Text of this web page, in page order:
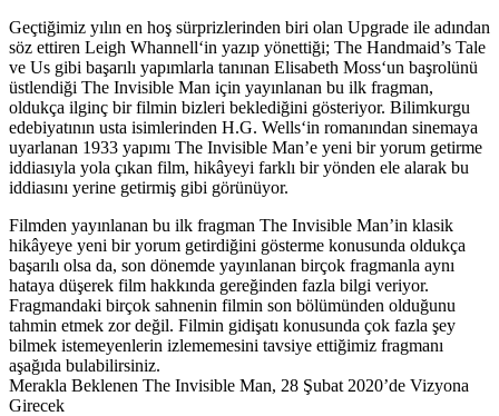
Geçtiğimiz yılın en hoş sürprizlerinden biri olan Upgrade ile adından
söz ettiren Leigh Whannell‘in yazıp yönettiği; The Handmaid’s Tale
ve Us gibi başarılı yapımlarla tanınan Elisabeth Moss‘un başrolünü
üstlendiği The Invisible Man için yayınlanan bu ilk fragman,
oldukça ilginç bir filmin bizleri beklediğini gösteriyor. Bilimkurgu
edebiyatının usta isimlerinden H.G. Wells‘in romanından sinemaya
uyarlanan 1933 yapımı The Invisible Man’e yeni bir yorum getirme
iddiasıyla yola çıkan film, hikâyeyi farklı bir yönden ele alarak bu
iddiasını yerine getirmiş gibi görünüyor.
Filmden yayınlanan bu ilk fragman The Invisible Man’in klasik
hikâyeye yeni bir yorum getirdiğini gösterme konusunda oldukça
başarılı olsa da, son dönemde yayınlanan birçok fragmanla aynı
hataya düşerek film hakkında gereğinden fazla bilgi veriyor.
Fragmandaki birçok sahnenin filmin son bölümünden olduğunu
tahmin etmek zor değil. Filmin gidişatı konusunda çok fazla şey
bilmek istemeyenlerin izlememesini tavsiye ettiğimiz fragmanı
aşağıda bulabilirsiniz.
Merakla Beklenen The Invisible Man, 28 Şubat 2020’de Vizyona
Girecek